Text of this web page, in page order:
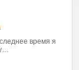
время я